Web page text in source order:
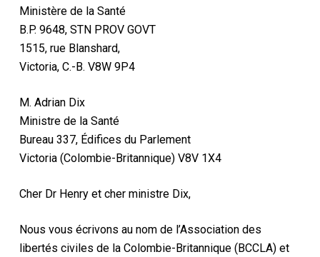
Ministère de la Santé
B.P. 9648, STN PROV GOVT
1515, rue Blanshard,
Victoria, C.-B. V8W 9P4
M. Adrian Dix
Ministre de la Santé
Bureau 337, Édifices du Parlement
Victoria (Colombie-Britannique) V8V 1X4
Cher Dr Henry et cher ministre Dix,
Nous vous écrivons au nom de l’Association des
libertés civiles de la Colombie-Britannique (BCCLA) et